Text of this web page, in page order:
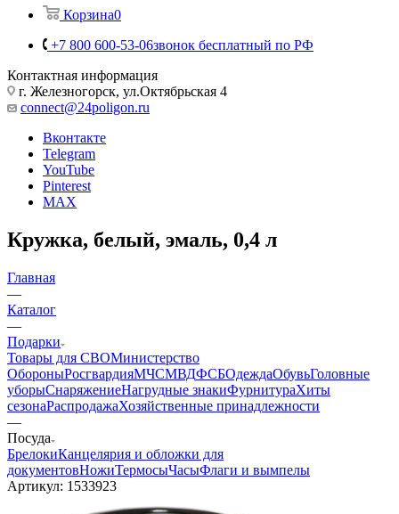
Личный кабинет
Корзина0
+7 800 600-53-06
Контактная информация
г. Железногорск, ул.Октябрьская 4
connect@24poligon.ru
Вконтакте
Telegram
Pinterest
Кружка, белый, эмаль, 0,4 л
Главная
—
Каталог
—
Подарки
Товары для СВОМинистерство
ОбороныРосгвардияМЧСМВДФСБОдеждаОбувь
уборыСнаряжение
РаспродажаХозяйственные принадлежности